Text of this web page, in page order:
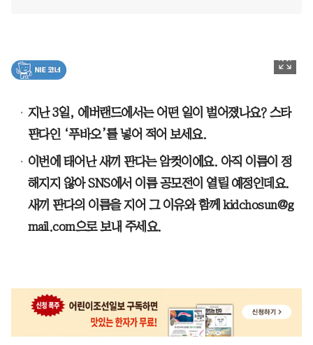
지난 3일, 에버랜드에서는 어떤 일이 벌어졌나요? 스타
판다인 ‘푸바오’를 넣어 적어 보세요.
이번에 태어난 새끼 판다는 암컷이에요. 아직 이름이 정
해지지 않아 SNS에서 이름 공모전이 열릴 예정인데요.
새끼 판다의 이름을 지어 그 이유와 함께 kidchosun@g
mail.com으로 보내 주세요.